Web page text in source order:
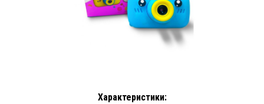
Характеристики: